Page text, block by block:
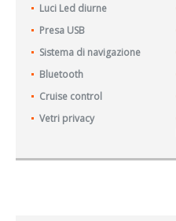
Luci Led diurne
Presa USB
Sistema di navigazione
Bluetooth
Cruise control
Vetri privacy